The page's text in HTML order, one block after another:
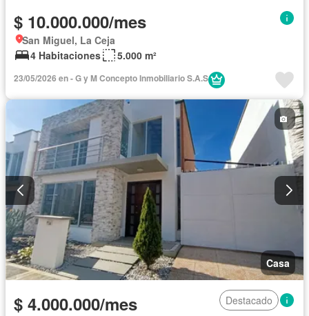
$ 10.000.000/mes
San Miguel, La Ceja
4 Habitaciones
5.000 m²
23/05/2026 en - G y M Concepto Inmobiliario S.A.S
Casa
$ 4.000.000/mes
Destacado